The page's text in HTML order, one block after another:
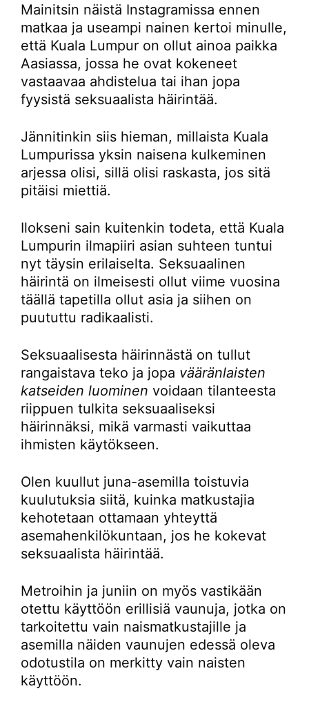
Mainitsin näistä Instagramissa ennen
matkaa ja useampi nainen kertoi minulle,
että Kuala Lumpur on ollut ainoa paikka
Aasiassa, jossa he ovat kokeneet
vastaavaa ahdistelua tai ihan jopa
fyysistä seksuaalista häirintää.
Jännitinkin siis hieman, millaista Kuala
Lumpurissa yksin naisena kulkeminen
arjessa olisi, sillä olisi raskasta, jos sitä
pitäisi miettiä.
Ilokseni sain kuitenkin todeta, että Kuala
Lumpurin ilmapiiri asian suhteen tuntui
nyt täysin erilaiselta. Seksuaalinen
häirintä on ilmeisesti ollut viime vuosina
täällä tapetilla ollut asia ja siihen on
puututtu radikaalisti.
Seksuaalisesta häirinnästä on tullut
rangaistava teko ja jopa vääränlaisten
katseiden luominen voidaan tilanteesta
riippuen tulkita seksuaaliseksi
häirinnäksi, mikä varmasti vaikuttaa
ihmisten käytökseen.
Olen kuullut juna-asemilla toistuvia
kuulutuksia siitä, kuinka matkustajia
kehotetaan ottamaan yhteyttä
asemahenkilökuntaan, jos he kokevat
seksuaalista häirintää.
Metroihin ja juniin on myös vastikään
otettu käyttöön erillisiä vaunuja, jotka on
tarkoitettu vain naismatkustajille ja
asemilla näiden vaunujen edessä oleva
odotustila on merkitty vain naisten
käyttöön.